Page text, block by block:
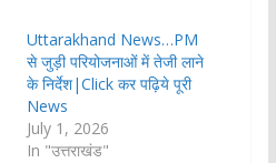
Uttarakhand News…PM
से जुड़ी परियोजनाओं में तेजी लाने
के निर्देश|Click कर पढ़िये पूरी
News
July 1, 2026
In "उत्तराखंड"